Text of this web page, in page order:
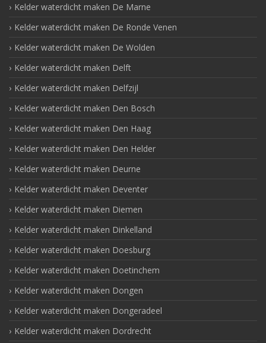
Kelder waterdicht maken De Marne
Kelder waterdicht maken De Ronde Venen
Kelder waterdicht maken De Wolden
Kelder waterdicht maken Delft
Kelder waterdicht maken Delfzijl
Kelder waterdicht maken Den Bosch
Kelder waterdicht maken Den Haag
Kelder waterdicht maken Den Helder
Kelder waterdicht maken Deurne
Kelder waterdicht maken Deventer
Kelder waterdicht maken Diemen
Kelder waterdicht maken Dinkelland
Kelder waterdicht maken Doesburg
Kelder waterdicht maken Doetinchem
Kelder waterdicht maken Dongen
Kelder waterdicht maken Dongeradeel
Kelder waterdicht maken Dordrecht